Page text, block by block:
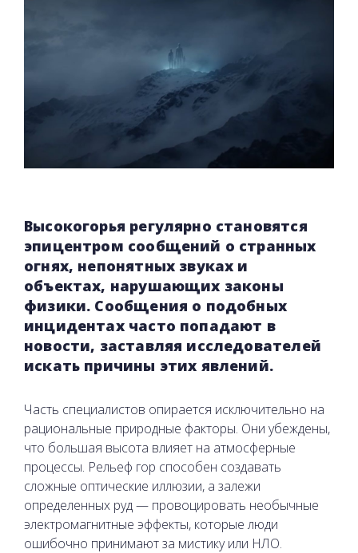
Высокогорья регулярно становятся
эпицентром сообщений о странных
огнях, непонятных звуках и
объектах, нарушающих законы
физики. Сообщения о подобных
инцидентах часто попадают в
новости, заставляя исследователей
искать причины этих явлений.
Часть специалистов опирается исключительно на
рациональные природные факторы. Они убеждены,
что большая высота влияет на атмосферные
процессы. Рельеф гор способен создавать
сложные оптические иллюзии, а залежи
определенных руд — провоцировать необычные
электромагнитные эффекты, которые люди
ошибочно принимают за мистику или НЛО.